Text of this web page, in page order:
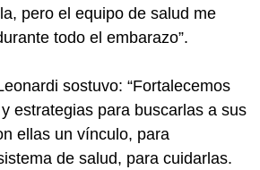
pero el equipo de salud me
todo el embarazo”.
sostuvo: “Fortalecemos
estrategias para buscarlas a sus
ellas un vínculo, para
de salud, para cuidarlas.